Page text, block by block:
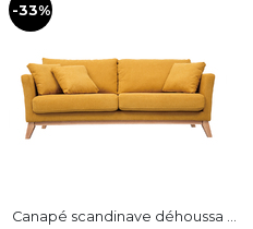
-33%
Canapé scandinave déhoussa ...